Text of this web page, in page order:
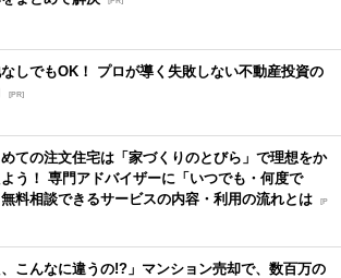
しでもOK！ プロが導く失敗しない不動産投資の
[PR]
ての注文住宅は「家づくりのとびら」で理想をか
う！ 専門アドバイザーに「いつでも・何度で
無料相談できるサービスの内容・利用の流れとは [P
、こんなに違うの!?」マンション売却で、数百万の